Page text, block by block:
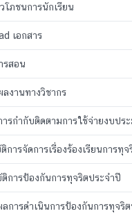
โภชนการนักเรียน
เอกสาร
รสอน
ลงานทางวิชากร
ารกำกับติดตามการใช้จ่ายงบปร
การจัดการเรื่องร้องเรียนการทุ
การป้องกันการทุจริตประจำปี
ลการดำเนินการป้องกันการทุจริ